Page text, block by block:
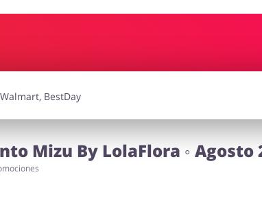
Mizu By LolaFlora ◦ Agosto